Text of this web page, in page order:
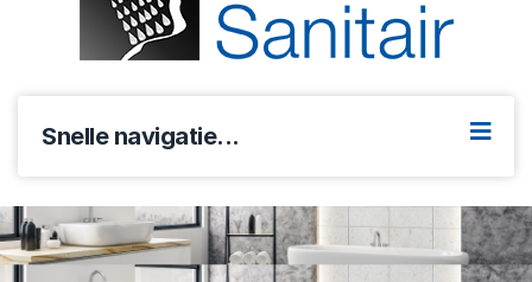
Snelle navigatie...